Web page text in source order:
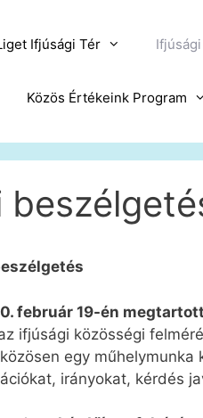
Ifjúsági Tér
Közös Értékeink Program
február 19-én
ifjúsági közösségi
egy műhelymunka
irányokat, kérdés